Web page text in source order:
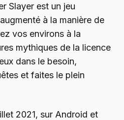
Slayer est un jeu
à la manière de
vos environs à la
mythiques de la licence
dans le besoin,
et faites le plein
2021, sur Android et